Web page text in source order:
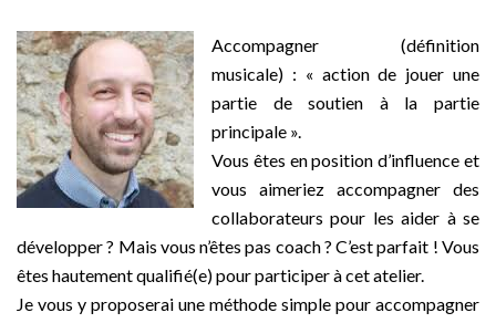
Accompagner (définition
musicale) : « action de jouer une
partie de soutien à la partie
principale ».
Vous êtes en position d’influence et
vous aimeriez accompagner des
collaborateurs pour les aider à se
développer ? Mais vous n’êtes pas coach ? C’est parfait ! Vous
êtes hautement qualifié(e) pour participer à cet atelier.
Je vous y proposerai une méthode simple pour accompagner